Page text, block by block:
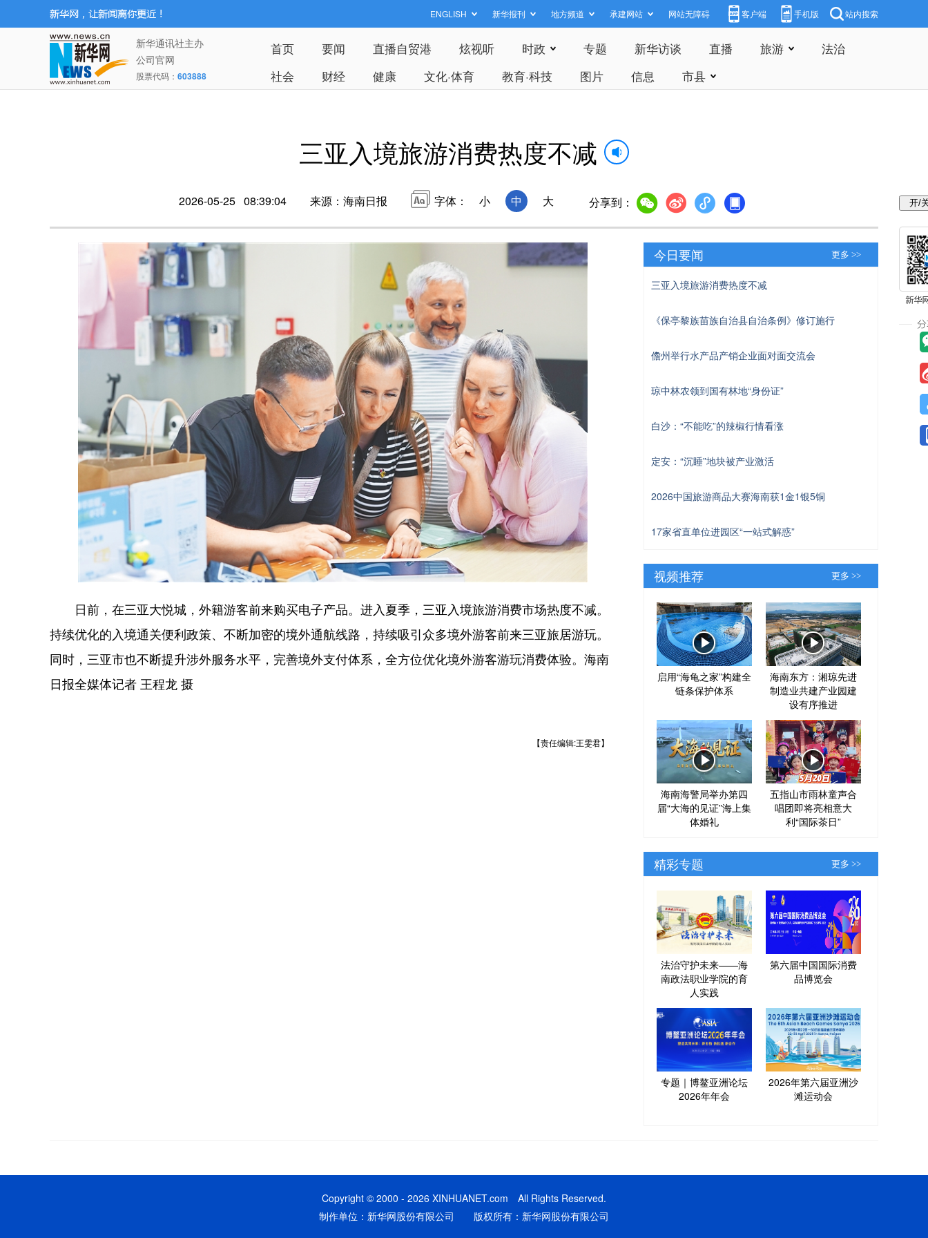
ENGLISH 新华报刊 地方频道 承建网站 网站无障碍 客户端 手机版 站内搜索
新华通讯社主办
公司官网
股票代码： 603888
首页 要闻 直播自贸港 炫视听 时政 专题 新华访谈 直播 旅游
法治
社会
财经 健康 文化·体育 教育·科技 图片 信息 市县
三亚入境旅游消费热度不减
2026-05-25 08:39:04 来源：海南日报 字体： 小 中 大 分享到：
日前，在三亚大悦城，外籍游客前来购买电子产品。进入夏季，三亚入境旅游消费市场热度不减。
持续优化的入境通关便利政策、不断加密的境外通航线路，持续吸引众多境外游客前来三亚旅居游玩。
同时，三亚市也不断提升涉外服务水平，完善境外支付体系，全方位优化境外游客游玩消费体验。海南
日报全媒体记者 王程龙 摄
【责任编辑:王雯君】
今日要闻 更多 >>
三亚入境旅游消费热度不减
《保亭黎族苗族自治县自治条例》修订施行
儋州举行水产品产销企业面对面交流会
琼中林农领到国有林地“身份证”
白沙：“不能吃”的辣椒行情看涨
定安：“沉睡”地块被产业激活
2026中国旅游商品大赛海南获1金1银5铜
17家省直单位进园区“一站式解惑”
视频推荐 更多 >>
启用“海龟之家”构建全
链条保护体系
海南东方：湘琼先进
制造业共建产业园建
设有序推进
海南海警局举办第四
届“大海的见证”海上集
体婚礼
五指山市雨林童声合
唱团即将亮相意大
利“国际茶日”
精彩专题 更多 >>
法治守护未来——海
南政法职业学院的育
人实践
第六届中国国际消费
品博览会
专题｜博鳌亚洲论坛
2026年年会
2026年第六届亚洲沙
滩运动会
Copyright © 2000 - 2026 XINHUANET.com All Rights Reserved.
制作单位：新华网股份有限公司 版权所有：新华网股份有限公司